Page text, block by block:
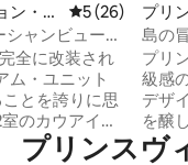
ン・ア
レビュー26件
5 (26)
ャンビューと
全に改装され
ム・ユニット
とを誇りに思
のカウアイ島
プリ
島の
き
プリ
級感
デザ
を醸
にス
プリンスヴ